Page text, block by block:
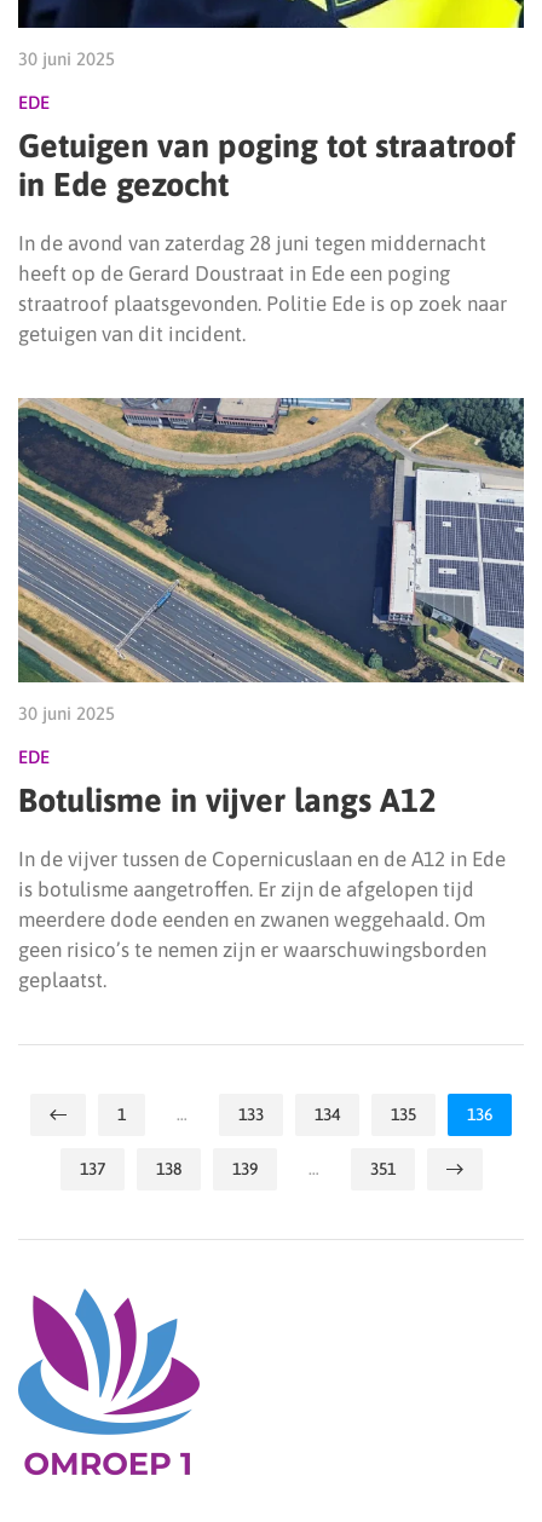
30 juni 2025
EDE
Getuigen van poging tot straatroof
in Ede gezocht
In de avond van zaterdag 28 juni tegen middernacht
heeft op de Gerard Doustraat in Ede een poging
straatroof plaatsgevonden. Politie Ede is op zoek naar
getuigen van dit incident.
30 juni 2025
EDE
Botulisme in vijver langs A12
In de vijver tussen de Copernicuslaan en de A12 in Ede
is botulisme aangetroffen. Er zijn de afgelopen tijd
meerdere dode eenden en zwanen weggehaald. Om
geen risico’s te nemen zijn er waarschuwingsborden
geplaatst.
1 … 133 134 135 136
137 138 139 … 351